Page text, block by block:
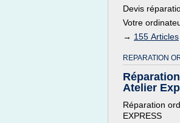
Devis
Votre
→ 155 Articles
REPARATION
Atelier
Réparation
EXPRESS